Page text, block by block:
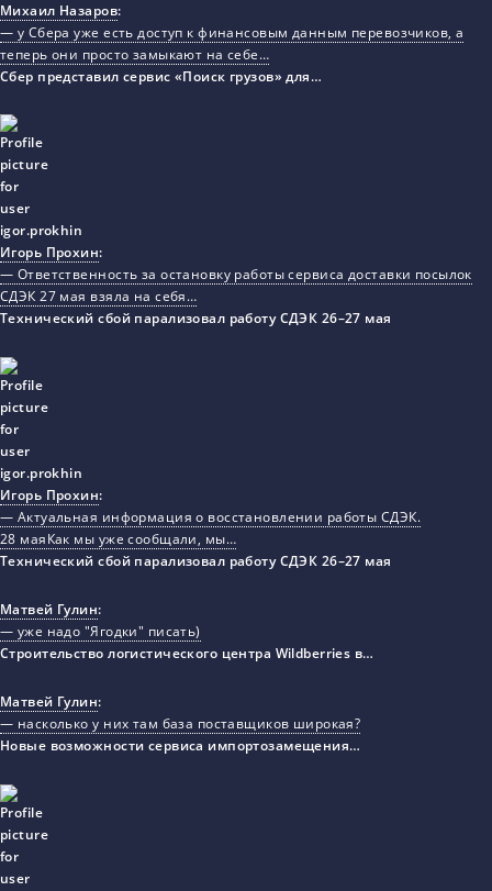
Михаил Назаров:
— у Сбера уже есть доступ к финансовым данным перевозчиков, а
теперь они просто замыкают на себе…
Сбер представил сервис «Поиск грузов» для…
Игорь Прохин:
— Ответственность за остановку работы сервиса доставки посылок
СДЭК 27 мая взяла на себя…
Технический сбой парализовал работу СДЭК 26–27 мая
Игорь Прохин:
— Актуальная информация о восстановлении работы СДЭК.
28 маяКак мы уже сообщали, мы…
Технический сбой парализовал работу СДЭК 26–27 мая
Матвей Гулин:
— уже надо "Ягодки" писать)
Строительство логистического центра Wildberries в…
Матвей Гулин:
— насколько у них там база поставщиков широкая?
Новые возможности сервиса импортозамещения…